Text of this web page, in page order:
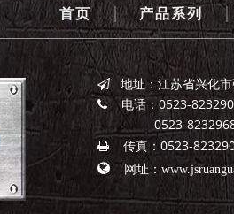
首页 | 产品系列 |
地址：江苏省兴化
 电话：0523-
0523-
 传真：0523-
 网址：